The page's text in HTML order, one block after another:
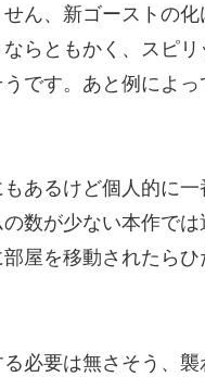
ん、新ゴーストの
らともかく、スピ
です。あと例によ
あるけど個人的に
数が少ない本作で
屋を移動されたら
必要は無さそう、襲